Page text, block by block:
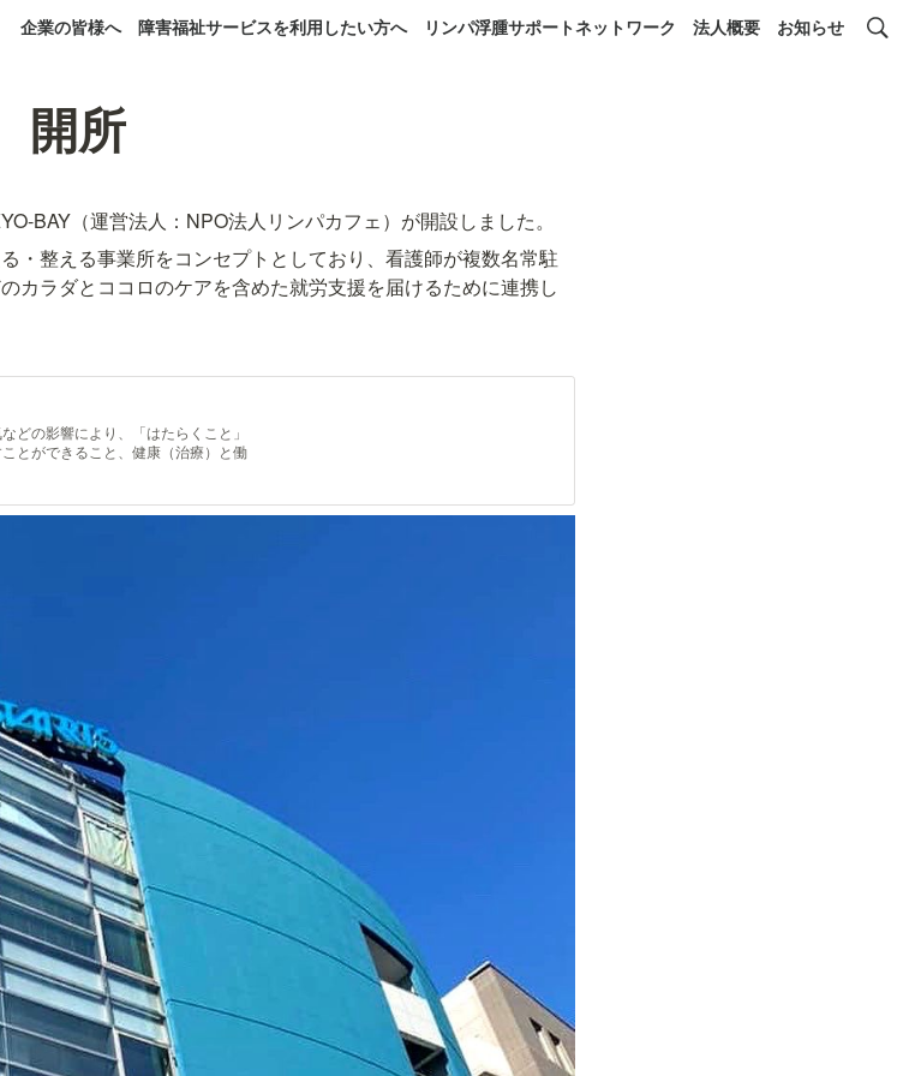
企業の皆様へ 障害福祉サービスを利用したい方へ リンパ浮腫サポートネットワーク 法人概要 お知らせ
開所
BAY（運営法人：NPO法人リンパカフェ）が開設しました。
・整える事業所をコンセプトとしており、看護師が複数名常駐
カラダとココロのケアを含めた就労支援を届けるために連携し
どの影響により、「はたらくこと」
とができること、健康（治療）と働
人です。 日本肢体不自由協会 は
した。 NPO法人リンパ